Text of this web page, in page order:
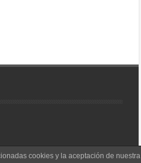
cookies y la aceptación de nuestra